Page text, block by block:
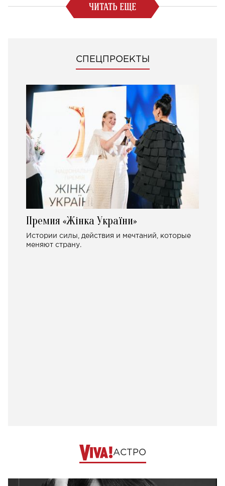
ЧИТАТЬ ЕЩЕ
СПЕЦПРОЕКТЫ
Премия «Жінка України»
Истории силы, действия и мечтаний, которые
меняют страну.
АСТРО